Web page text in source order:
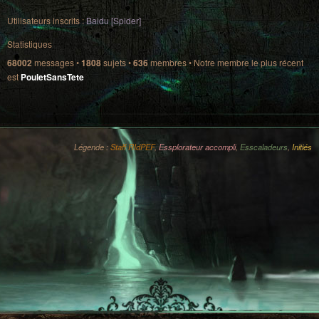
Utilisateurs inscrits :Baidu [Spider]
Statistiques
68002messages •1808sujets •636 membres • Notre membre le plus récent
estPouletSansTete
Légende :Staff RIdPEF, Essplorateur accompli, Esscaladeurs Initiés